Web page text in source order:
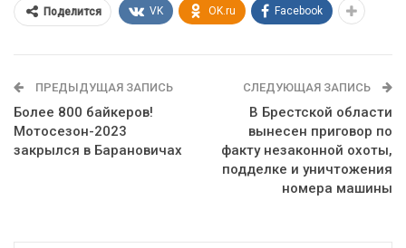
Поделится VK OK.ru Facebook
ПРЕДЫДУЩАЯ ЗАПИСЬ
Более 800 байкеров!
Мотосезон-2023
закрылся в Барановичах
СЛЕДУЮЩАЯ ЗАПИСЬ
В Брестской области
вынесен приговор по
факту незаконной охоты,
подделке и уничтожения
номера машины